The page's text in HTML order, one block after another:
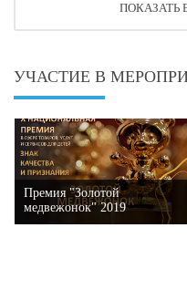
ПОКАЗАТЬ
УЧАСТИЕ В
Премия "Золотой
медвежонок" 2019